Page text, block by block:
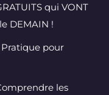
qui VONT
DEMAIN !
pour
les